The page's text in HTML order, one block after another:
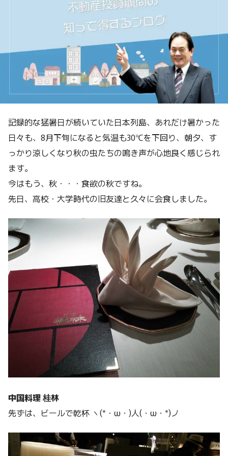
記録的な猛暑日が続いていた日本列島、あれだけ暑かった
日々も、8月下旬になると気温も30℃を下回り、朝夕、す
っかり涼しくなり秋の虫たちの鳴き声が心地良く感じられ
ます。
今はもう、秋・・・食欲の秋ですね。
先日、高校・大学時代の旧友達と久々に会食しました。
中国料理 桂林
先ずは、ビールで乾杯 ヽ(*・ω・)人(・ω・*)ノ